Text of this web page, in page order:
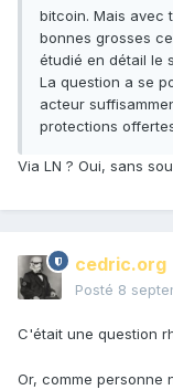
bitcoin. Mais avec
bonnes grosses
étudié en détail le
La question a se
acteur
protections
Via LN ? Oui, sans
cedric.org
Posté 8
C'était une question
Or, comme personne